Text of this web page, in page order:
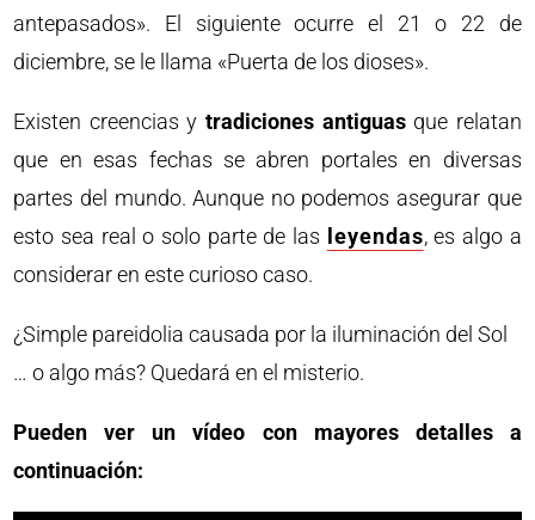
antepasados». El siguiente ocurre el 21 o 22 de
diciembre, se le llama «Puerta de los dioses».
Existen creencias y tradiciones antiguasque relatan
que en esas fechas se abren portales en diversas
partes del mundo. Aunque no podemos asegurar que
esto sea real o solo parte de las
leyendas, es algo a
considerar en este curioso caso.
¿Simple pareidolia causada por la iluminación del Sol
… o algo más? Quedará en el misterio.
Pueden ver un vídeo con mayores detalles a
continuación: